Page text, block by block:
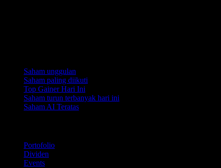
Saham unggulan
Saham paling diikuti
Top Gainer Hari Ini
Saham turun terbanyak hari ini
Saham AI Teratas
Portofolio
Dividen
Events